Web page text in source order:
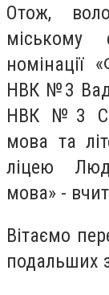
Отож,
міському
номінації
НВК №3
НВК №3
мова та
ліцею
мова» -
Вітаємо
подальших